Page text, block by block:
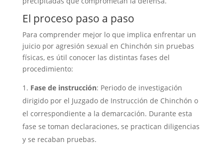
El proceso paso a paso
Para comprender mejor lo que implica enfrentar un
juicio por agresión sexual en Chinchón sin pruebas
físicas, es útil conocer las distintas fases del
procedimiento:
Fase de instrucción: Periodo de investigación
dirigido por el Juzgado de Instrucción de Chinchón o
el correspondiente a la demarcación. Durante esta
fase se toman declaraciones, se practican diligencias
y se recaban pruebas.